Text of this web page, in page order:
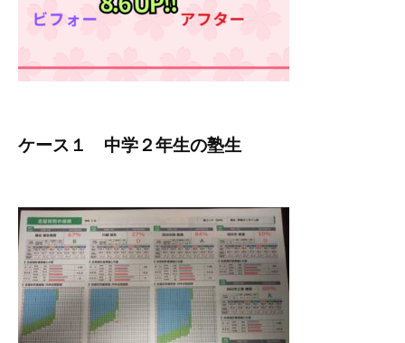
ケース１ 中学２年生の塾生